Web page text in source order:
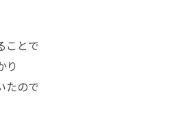
ことで
り
たので